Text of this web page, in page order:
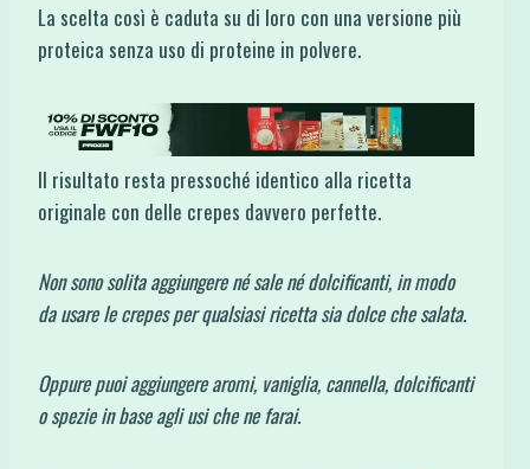
La scelta così è caduta su di loro con una versione più
proteica senza uso di proteine in polvere.
Il risultato resta pressoché identico alla ricetta
originale con delle crepes davvero perfette.
Non sono solita aggiungere né sale né dolcificanti, in modo
da usare le crepes per qualsiasi ricetta sia dolce che salata.
Oppure puoi aggiungere aromi, vaniglia, cannella, dolcificanti
o spezie in base agli usi che ne farai.